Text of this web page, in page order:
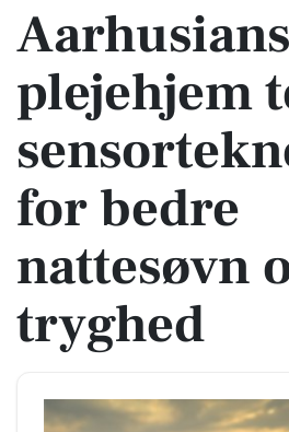
plejehjem
for bedre
nattesøvn
tryghed